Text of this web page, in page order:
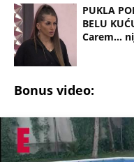
PUKLA
BELU
Carem...
Bonus video: